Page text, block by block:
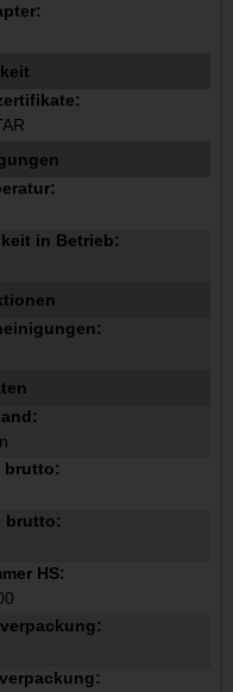
in Betrieb:
brutto:
brutto:
HS: